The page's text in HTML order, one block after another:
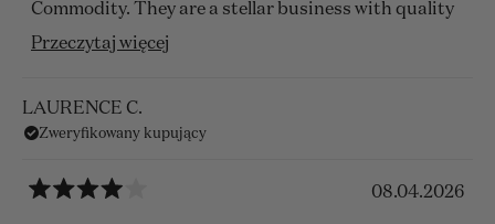
Commodity. They are a stellar business with quality
products. My one splurge in life-Commodity!!
Przeczytaj więcej
tej
LAURENCE C.
Zweryfikowany kupujący
08.04.2026